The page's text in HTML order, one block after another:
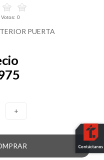
Votos: 0
PUERTA
+